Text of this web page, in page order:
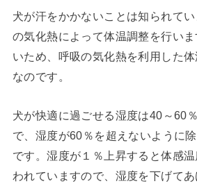
犬が汗をかかないことは知られて
の気化熱によって体温調整を行い
いため、呼吸の気化熱を利用した
なのです。
犬が快適に過ごせる湿度は40～60
で、湿度が60％を超えないように
です。湿度が１％上昇すると体感
われていますので、湿度を下げて